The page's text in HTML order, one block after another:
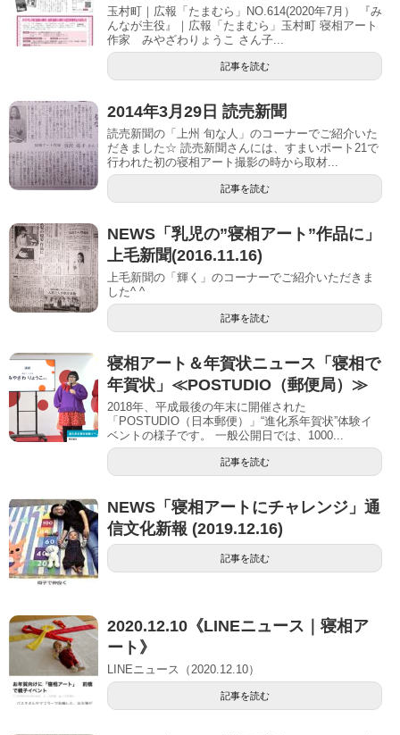
玉村町｜広報「たまむら」NO.614(2020年7月） 『み
んなが主役』｜広報「たまむら」玉村町 寝相アート
作家 みやざわりょうこ さん子...
記事を読む
2014年3月29日 読売新聞
読売新聞の「上州 旬な人」のコーナーでご紹介いた
だきました☆ 読売新聞さんには、すまいポート21で
行われた初の寝相アート撮影の時から取材...
記事を読む
NEWS「乳児の”寝相アート”作品に」
上毛新聞(2016.11.16)
上毛新聞の「輝く」のコーナーでご紹介いただきま
した^ ^
記事を読む
寝相アート＆年賀状ニュース「寝相で
年賀状」≪POSTUDIO（郵便局）≫
2018年、平成最後の年末に開催された
「POSTUDIO（日本郵便）」“進化系年賀状”体験イ
ベントの様子です。 一般公開日では、1000...
記事を読む
NEWS「寝相アートにチャレンジ」通
信文化新報 (2019.12.16)
記事を読む
2020.12.10《LINEニュース｜寝相ア
ート》
LINEニュース（2020.12.10）
記事を読む